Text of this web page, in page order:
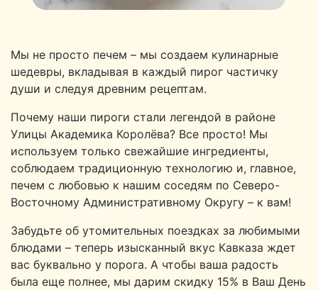
Мы не просто печем – мы создаем кулинарные
шедевры, вкладывая в каждый пирог частичку
души и следуя древним рецептам.
Почему наши пироги стали легендой в районе
Улицы Академика Королёва? Все просто! Мы
используем только свежайшие ингредиенты,
соблюдаем традиционную технологию и, главное,
печем с любовью к нашим соседям по Северо-
Восточному Административному Округу – к вам!
Забудьте об утомительных поездках за любимыми
блюдами – теперь изысканный вкус Кавказа ждет
вас буквально у порога. А чтобы ваша радость
была еще полнее, мы дарим скидку 15% в Ваш День